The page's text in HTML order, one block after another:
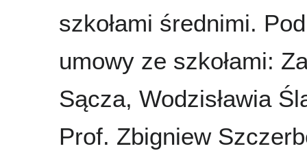
szkołami średnimi.
umowy ze szkołami:
Sącza, Wodzisławia
Prof. Zbigniew